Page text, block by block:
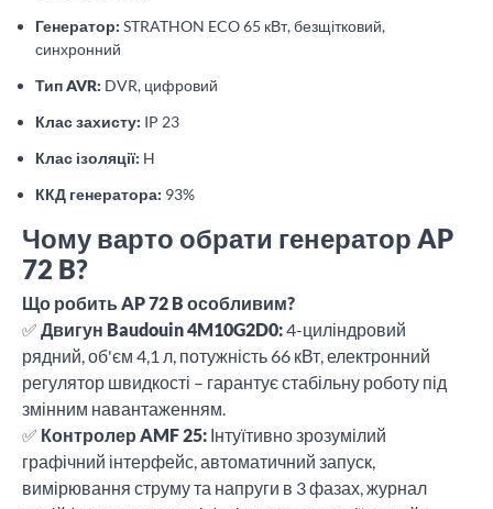
Генератор: STRATHON ECO 65 кВт, безщітковий,
синхронний
Тип AVR: DVR, цифровий
Клас захисту: IP 23
Клас ізоляції: H
ККД генератора: 93%
Чому варто обрати генератор AP
72 B?
Що робить AP 72 B особливим?
✅ Двигун Baudouin 4M10G2D0:4-циліндровий
рядний, об'єм 4,1 л, потужність 66 кВт, електронний
регулятор швидкості – гарантує стабільну роботу під
змінним навантаженням.
✅ Контролер AMF 25: Інтуїтивно зрозумілий
графічний інтерфейс, автоматичний запуск,
вимірювання струму та напруги в 3 фазах, журнал